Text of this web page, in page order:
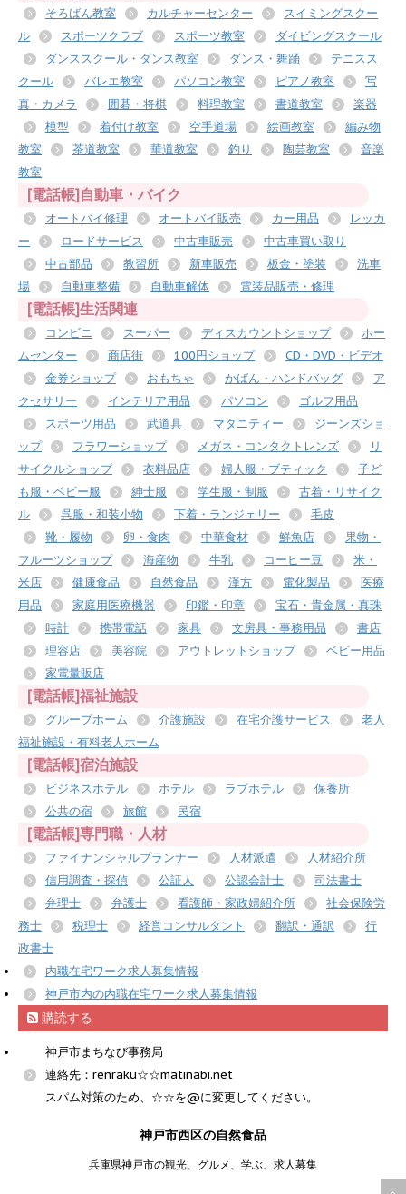
そろばん教室 カルチャーセンター
スイミングスクー
ル
スポーツクラブ スポーツ教室
ダイビングスクール
ダンススクール・ダンス教室
ダンス・舞踊
テニスス
クール
バレエ教室 パソコン教室 ピアノ教室
写
真・カメラ
囲碁・将棋 料理教室 書道教室
楽器
模型
着付け教室 空手道場 絵画教室
編み物
教室
茶道教室 華道教室 釣り 陶芸教室
音楽
教室
[電話帳]自動車・バイク
オートバイ修理 オートバイ販売 カー用品
レッカ
ー
ロードサービス 中古車販売
中古車買い取り
中古部品
教習所 新車販売 板金・塗装
洗車
場
自動車整備 自動車解体 電装品販売・修理
[電話帳]生活関連
コンビニ スーパー ディスカウントショップ
ホー
ムセンター
商店街 100円ショップ
CD・DVD・ビデオ
金券ショップ
おもちゃ かばん・ハンドバッグ
ア
クセサリー
インテリア用品 パソコン
ゴルフ用品
スポーツ用品
武道具 マタニティー
ジーンズショ
ップ
フラワーショップ メガネ・コンタクトレンズ
リ
サイクルショップ
衣料品店 婦人服・ブティック
子ど
も服・ベビー服
紳士服 学生服・制服
古着・リサイク
ル
呉服・和装小物 下着・ランジェリー
毛皮
靴・履物
卵・食肉 中華食材 鮮魚店
果物・
フルーツショップ
海産物 牛乳 コーヒー豆
米・
米店
健康食品 自然食品 漢方 電化製品
医療
用品
家庭用医療機器 印鑑・印章
宝石・貴金属・真珠
時計
携帯電話 家具 文房具・事務用品
書店
理容店
美容院 アウトレットショップ
ベビー用品
家電量販店
[電話帳]福祉施設
グループホーム 介護施設 在宅介護サービス
老人
福祉施設・有料老人ホーム
[電話帳]宿泊施設
ビジネスホテル ホテル ラブホテル
保養所
公共の宿
旅館 民宿
[電話帳]専門職・人材
ファイナンシャルプランナー 人材派遣
人材紹介所
信用調査・探偵
公証人 公認会計士
司法書士
弁理士
弁護士 看護師・家政婦紹介所
社会保険労
務士
税理士 経営コンサルタント 翻訳・通訳
行
政書士
内職在宅ワーク求人募集情報
神戸市内の内職在宅ワーク求人募集情報
購読する
神戸市まちなび事務局
連絡先：renraku☆☆matinabi.net
スパム対策のため、☆☆を@に変更してください。
神戸市西区の自然食品
兵庫県神戸市の観光、グルメ、学ぶ、求人募集